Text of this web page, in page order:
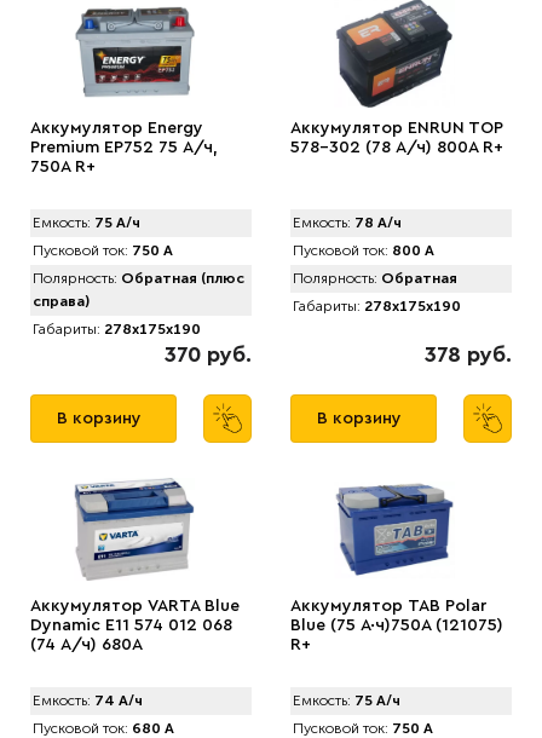
Аккумулятор Energy
Premium EP752 75 А/ч,
750A R+
Емкость: 75 А/ч
Пусковой ток: 750 А
Полярность: Обратная (плюс
справа)
Габариты: 278x175x190
370 руб.
В корзину
Аккумулятор ENRUN TOP
578-302 (78 А/ч) 800A R+
Емкость: 78 А/ч
Пусковой ток: 800 А
Полярность: Обратная
Габариты: 278x175x190
378 руб.
В корзину
Аккумулятор VARTA Blue
Dynamic E11 574 012 068
(74 А/ч) 680А
Емкость: 74 А/ч
Пусковой ток: 680 А
Аккумулятор TAB Polar
Blue (75 А·ч)750А (121075)
R+
Емкость: 75 А/ч
Пусковой ток: 750 А